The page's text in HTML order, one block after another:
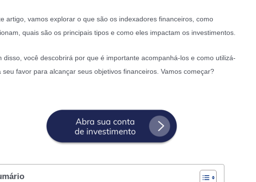
artigo, vamos explorar o que são os indexadores financeiros, como
quais são os principais tipos e como eles impactam os investimentos.
disso, você descobrirá por que é importante acompanhá-los e como utilizá-
seu favor para alcançar seus objetivos financeiros. Vamos começar?